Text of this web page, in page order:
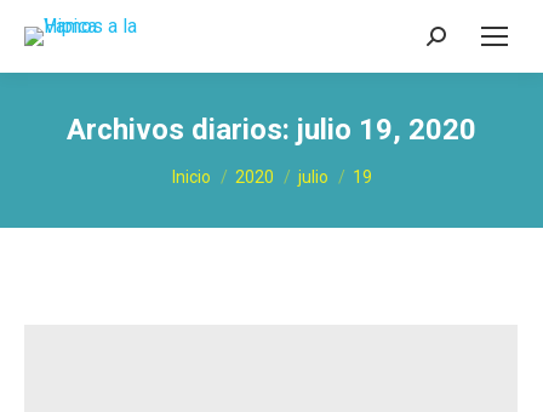
Buscar:
Archivos diarios: julio 19, 2020
Estás aquí:
Inicio 2020 julio 19